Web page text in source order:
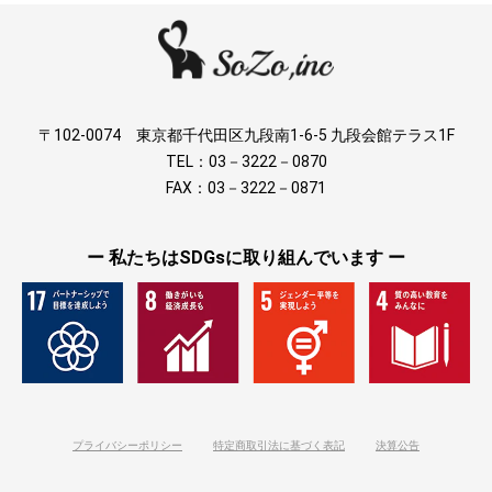
〒102-0074 東京都千代田区九段南1-6-5 九段会館テラス1F
TEL：03－3222－0870
FAX：03－3222－0871
ー 私たちはSDGsに取り組んでいます ー
プライバシーポリシー 特定商取引法に基づく表記 決算公告